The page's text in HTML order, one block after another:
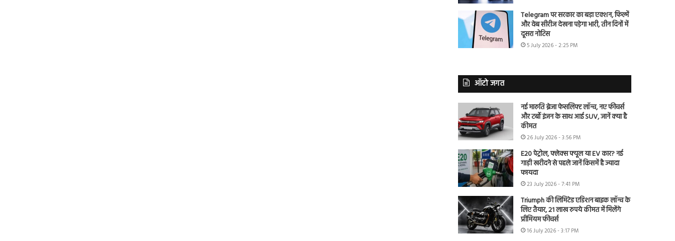
Telegram पर सरकार का बड़ा एक्शन, फिल्में
और वेब सीरीज देखना पड़ेगा भारी, तीन दिनों में
दूसरा नोटिस
5 July 2026 - 2:25 PM
ऑटो जगत
नई मारुति ब्रेजा फेसलिफ्ट लॉन्च, नए फीचर्स
और टर्बो इंजन के साथ आई SUV, जानें क्या है
कीमत
26 July 2026 - 3:56 PM
E20 पेट्रोल, फ्लेक्स फ्यूल या EV कार? नई
गाड़ी खरीदने से पहले जानें किसमें है ज्यादा
फायदा
23 July 2026 - 7:41 PM
Triumph की लिमिटेड एडिशन बाइक लॉन्च के
लिए तैयार, 21 लाख रुपये कीमत में मिलेंगे
प्रीमियम फीचर्स
16 July 2026 - 3:17 PM